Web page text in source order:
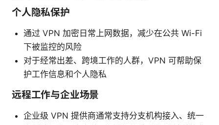
个人隐私保护
通过 VPN 加密日常上网数据，减少在公共 Wi-Fi
下被监控的风险
对于经常出差、跨境工作的人群，VPN 可帮助保
护工作信息和个人隐私
远程工作与企业场景
企业级 VPN 提供商通常支持分支机构接入、统一